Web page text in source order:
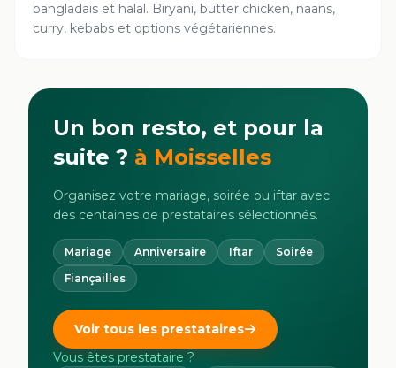
bangladais et halal. Biryani, butter chicken, naans,
curry, kebabs et options végétariennes.
Un bon resto, et pour la
suite ? à Moisselles
Organisez votre mariage, soirée ou iftar avec
des centaines de prestataires sélectionnés.
Mariage Anniversaire Iftar
Soirée
Fiançailles
Voir tous les prestataires
Vous êtes prestataire ?